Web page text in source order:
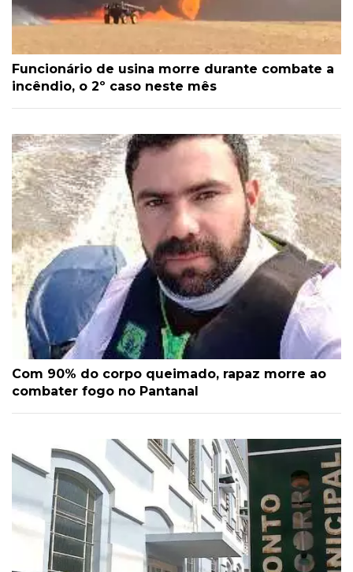
Funcionário de usina morre durante combate a
incêndio, o 2º caso neste mês
Com 90% do corpo queimado, rapaz morre ao
combater fogo no Pantanal